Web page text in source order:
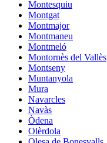
Montesquiu
Montgat
Montmajor
Montmaneu
Montmeló
Montornès del Vallès
Montseny
Muntanyola
Mura
Navarcles
Navàs
Òdena
Olèrdola